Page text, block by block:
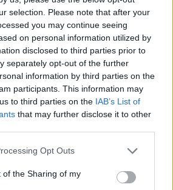
selection. Please note that after your
you may continue seeing
on personal information utilized by
disclosed to third parties prior to
separately opt-out of the further
information by third parties on the
participants. This information may
to third parties on the IAB’s List of
that may further disclose it to other
Opt Outs
of the Sharing of my
toimivat Teemu Niikko ja Suvi
lisäksi turnauksen alussa ja
Tukholman kisastudiota vetää Siim
potkut urheilujohtajalleen –
tilalle